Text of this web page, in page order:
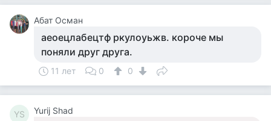
Абат Осман
аеоецлабецтф ркулоуьжв. короче мы
поняли друг друга.
11 лет 0 0
YS Yurij Shad